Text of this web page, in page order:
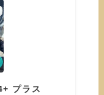
プラス